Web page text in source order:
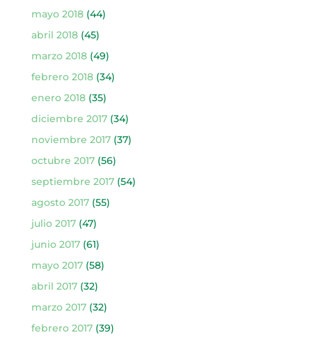
mayo 2018(44)
abril 2018(45)
marzo 2018(49)
febrero 2018(34)
enero 2018(35)
diciembre 2017(34)
noviembre 2017(37)
octubre 2017(56)
septiembre 2017(54)
agosto 2017(55)
julio 2017(47)
junio 2017(61)
mayo 2017(58)
abril 2017(32)
marzo 2017(32)
febrero 2017(39)